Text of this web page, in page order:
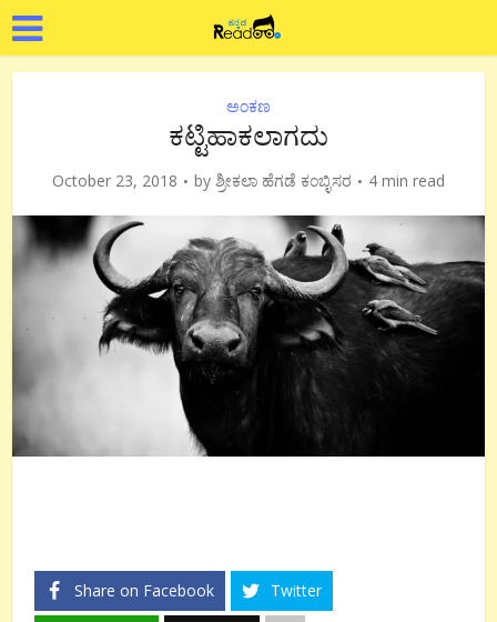
ಅಂಕಣ
ಕಟ್ಟಿಹಾಕಲಾಗದು
October 23, 2018 by ಶ್ರೀಕಲಾ ಹೆಗಡೆ ಕಂಬ್ಳಿಸರ 4 min read
Share on Facebook Twitter